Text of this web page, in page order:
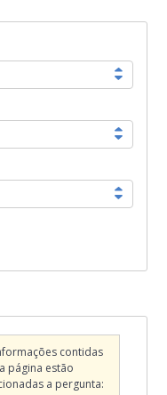
contidas
página estão
a pergunta: